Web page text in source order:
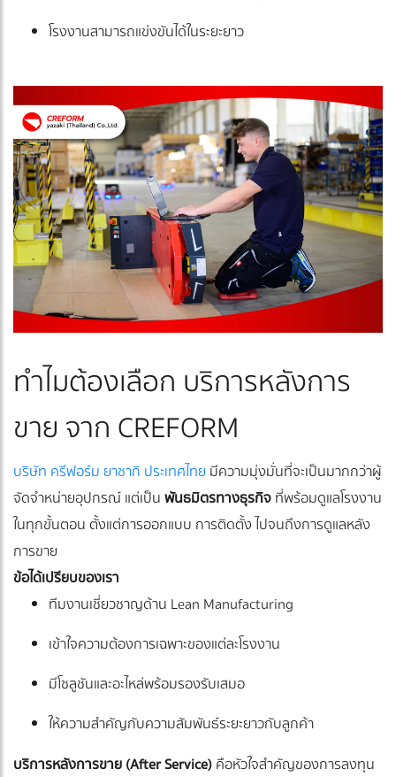
โรงงานสามารถแข่งขันได้ในระยะยาว
ทำไมต้องเลือก บริการหลังการ
ขาย จาก CREFORM
บริษัท ครีฟอร์ม ยาซากิ ประเทศไทย มีความมุ่งมั่นที่จะเป็นมากกว่าผู้
จัดจำหน่ายอุปกรณ์ แต่เป็นพันธมิตรทางธุรกิจที่พร้อมดูแลโรงงาน
ในทุกขั้นตอน ตั้งแต่การออกแบบ การติดตั้ง ไปจนถึงการดูแลหลัง
การขาย
ข้อได้เปรียบของเรา
ทีมงานเชี่ยวชาญด้าน Lean Manufacturing
เข้าใจความต้องการเฉพาะของแต่ละโรงงาน
มีโซลูชันและอะไหล่พร้อมรองรับเสมอ
ให้ความสำคัญกับความสัมพันธ์ระยะยาวกับลูกค้า
บริการหลังการขาย (After Service)คือหัวใจสำคัญของการลงทุน